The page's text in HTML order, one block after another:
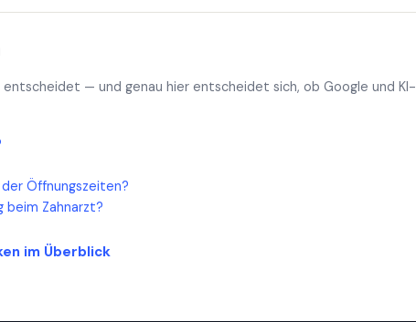
— und genau hier entscheidet sich, ob Google und KI-
Öffnungszeiten?
beim Zahnarzt?
im Überblick